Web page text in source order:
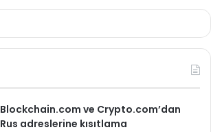
Blockchain.com ve Crypto.com’dan
Rus adreslerine kısıtlama